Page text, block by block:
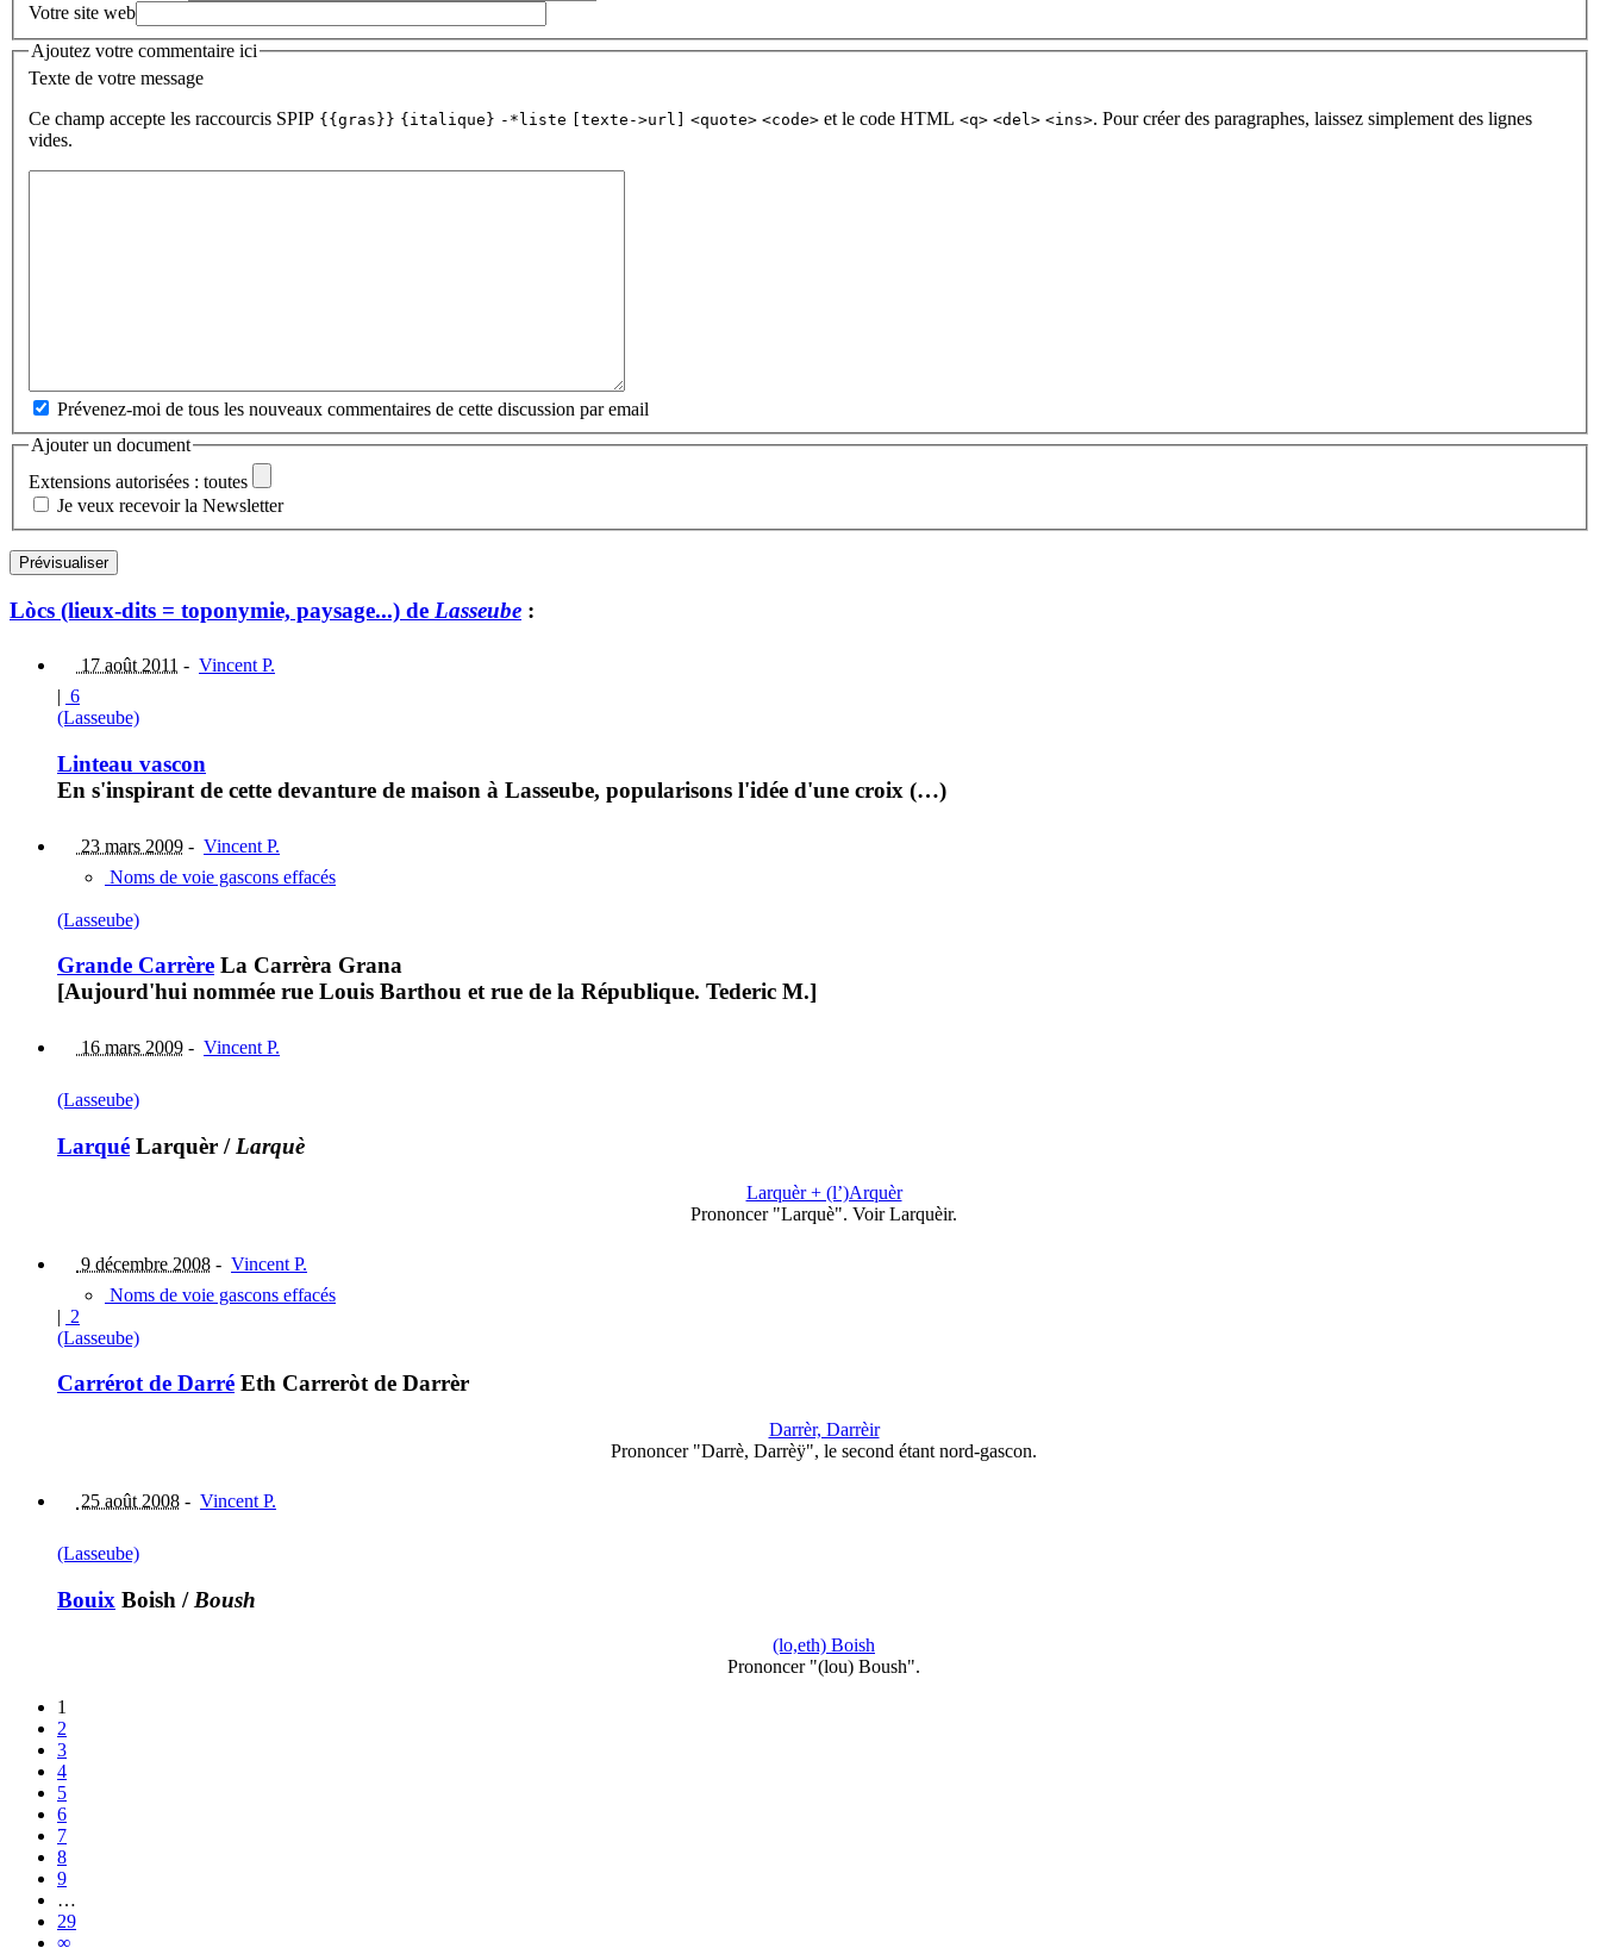
Votre site web
Ajoutez votre commentaire ici
Texte de votre message
Ce champ accepte les raccourcis SPIP {{gras}} {italique} -*liste [texte->url] <quote> <code> et le code HTML <q> <del> <ins>. Pour créer des paragraphes, laissez simplement des lignes
vides.
Prévenez-moi de tous les nouveaux commentaires de cette discussion par email
Ajouter un document
Extensions autorisées : toutes
Je veux recevoir la Newsletter
Lòcs (lieux-dits = toponymie, paysage...) de Lasseube :
17 août 2011 - Vincent P.
| 6
(Lasseube)
Linteau vascon
En s'inspirant de cette devanture de maison à Lasseube, popularisons l'idée d'une croix (…)
23 mars 2009 - Vincent P.
Noms de voie gascons effacés
(Lasseube)
Grande Carrère La Carrèra Grana
[Aujourd'hui nommée rue Louis Barthou et rue de la République. Tederic M.]
16 mars 2009 - Vincent P.
(Lasseube)
Larqué Larquèr / Larquè
Larquèr + (l’)Arquèr
Prononcer "Larquè". Voir Larquèir.
9 décembre 2008 - Vincent P.
Noms de voie gascons effacés
| 2
(Lasseube)
Carrérot de Darré Eth Carreròt de Darrèr
Darrèr, Darrèir
Prononcer "Darrè, Darrèÿ", le second étant nord-gascon.
25 août 2008 - Vincent P.
(Lasseube)
Bouix Boish / Boush
(lo,eth) Boish
Prononcer "(lou) Boush".
1
2
3
4
5
6
7
8
9
…
29
∞